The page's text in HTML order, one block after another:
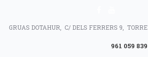
GRUAS DOTAHUR, C/ DELS FERRERS 9,
961 059 839